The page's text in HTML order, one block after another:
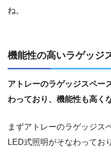
ね。
機能性の高いラゲッジ
アトレーのラゲッジスペー
わっており、機能性も高く
まずアトレーのラゲッジス
LED式照明がそなわってお